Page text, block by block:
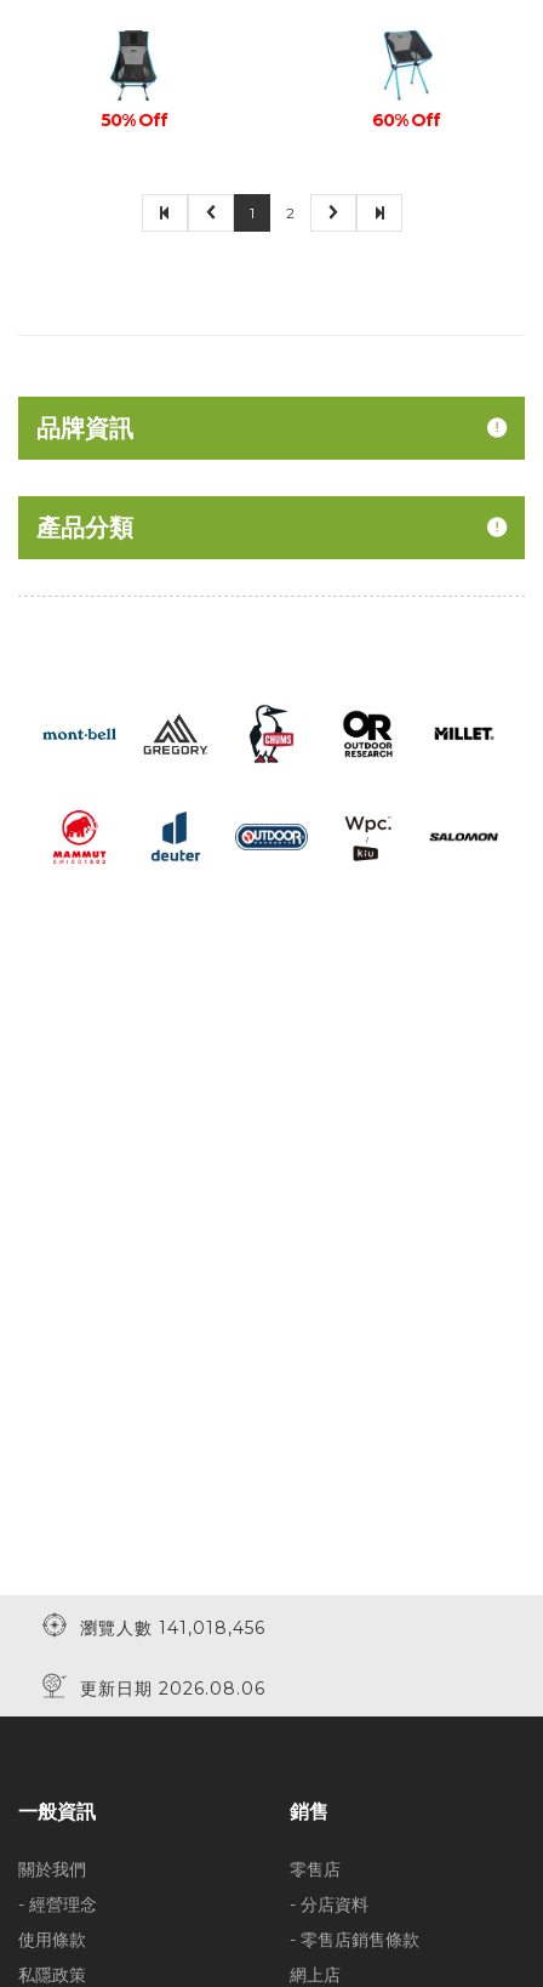
50% Off 60% Off
1 2
品牌資訊
產品分類
瀏覽人數 141,018,456
更新日期 2026.08.06
一般資訊
關於我們
- 經營理念
使用條款
私隱政策
銷售
零售店
- 分店資料
- 零售店銷售條款
網上店